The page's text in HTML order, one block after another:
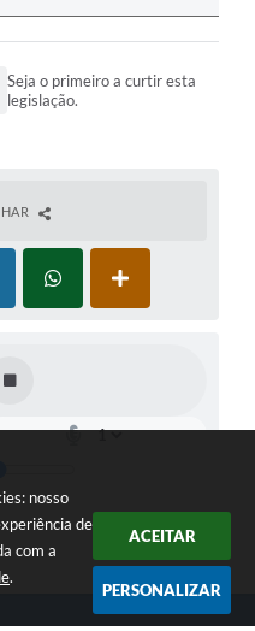
nosso
de
com a
.
ACEITAR
PERSONALIZAR
Seja o primeiro a curtir esta
legislação.